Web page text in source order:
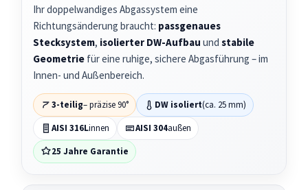
Ihr doppelwandiges Abgassystem eine
Richtungsänderung braucht: passgenaues
Stecksystem, isolierter DW-Aufbau und stabile
Geometrie für eine ruhige, sichere Abgasführung – im
Innen- und Außenbereich.
3-teilig– präzise 90° DW isoliert(ca. 25 mm)
AISI 316Linnen AISI 304außen
25 Jahre Garantie